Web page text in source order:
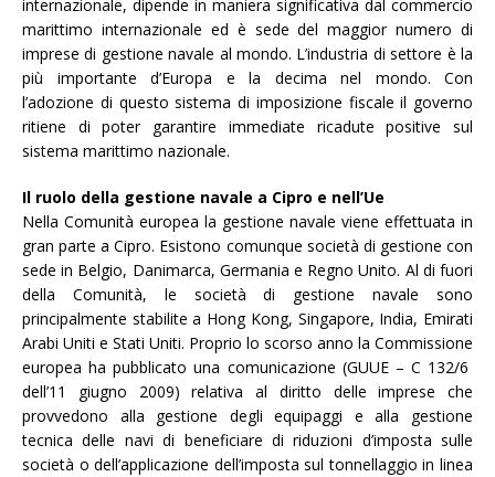
internazionale, dipende in maniera significativa dal commercio
marittimo internazionale ed è sede del maggior numero di
imprese di gestione navale al mondo. L’industria di settore è la
più importante d’Europa e la decima nel mondo. Con
l’adozione di questo sistema di imposizione fiscale il governo
ritiene di poter garantire immediate ricadute positive sul
sistema marittimo nazionale.
Il ruolo della gestione navale a Cipro e nell’Ue
Nella Comunità europea la gestione navale viene effettuata in
gran parte a Cipro. Esistono comunque società di gestione con
sede in Belgio, Danimarca, Germania e Regno Unito. Al di fuori
della Comunità, le società di gestione navale sono
principalmente stabilite a Hong Kong, Singapore, India, Emirati
Arabi Uniti e Stati Uniti. Proprio lo scorso anno la Commissione
europea ha pubblicato una comunicazione (GUUE – C 132/6
dell’11 giugno 2009) relativa al diritto delle imprese che
provvedono alla gestione degli equipaggi e alla gestione
tecnica delle navi di beneficiare di riduzioni d’imposta sulle
società o dell’applicazione dell’imposta sul tonnellaggio in linea